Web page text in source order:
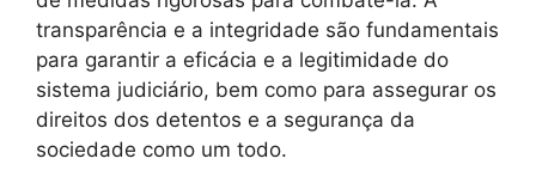
transparência e a integridade são fundamentais
para garantir a eficácia e a legitimidade do
sistema judiciário, bem como para assegurar os
direitos dos detentos e a segurança da
sociedade como um todo.